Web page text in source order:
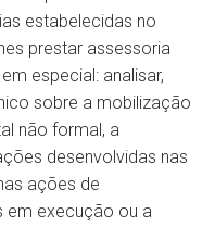
estabelecidas no
prestar assessoria
especial: analisar,
sobre a mobilização
não formal, a
desenvolvidas nas
ações de
em execução ou a